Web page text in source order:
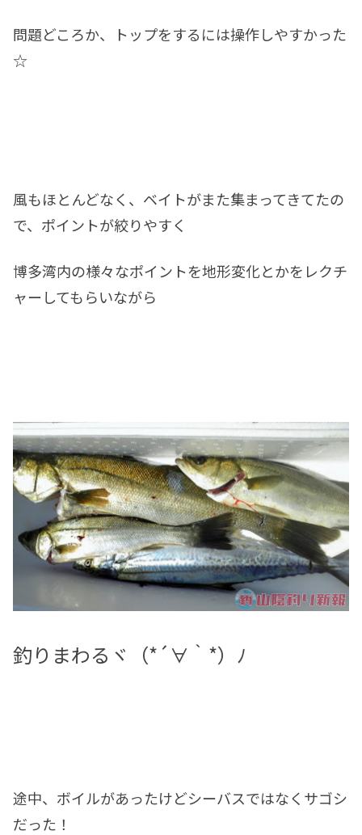
問題どころか、トップをするには操作しやすかった
☆
風もほとんどなく、ベイトがまた集まってきてたの
で、ポイントが絞りやすく
博多湾内の様々なポイントを地形変化とかをレクチ
ャーしてもらいながら
釣りまわるヾ（*´∀｀*）ﾉ
途中、ボイルがあったけどシーバスではなくサゴシ
だった！